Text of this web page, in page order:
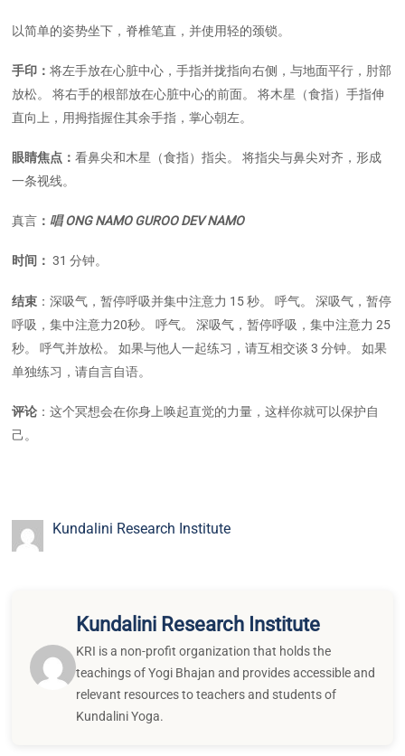
以简单的姿势坐下，脊椎笔直，并使用轻的颈锁。
手印：将左手放在心脏中心，手指并拢指向右侧，与地面平行，肘部
放松。 将右手的根部放在心脏中心的前面。 将木星（食指）手指伸
直向上，用拇指握住其余手指，掌心朝左。
眼睛焦点：看鼻尖和木星（食指）指尖。 将指尖与鼻尖对齐，形成
一条视线。
真言 ： 唱 ONG NAMO GUROO DEV NAMO
时间： 31 分钟。
结束 ：深吸气，暂停呼吸并集中注意力 15 秒。 呼气。 深吸气，暂停
呼吸，集中注意力20秒。 呼气。 深吸气，暂停呼吸，集中注意力 25
秒。 呼气并放松。 如果与他人一起练习，请互相交谈 3 分钟。 如果
单独练习，请自言自语。
评论 ：这个冥想会在你身上唤起直觉的力量，这样你就可以保护自
己。
Kundalini Research Institute
Kundalini Research Institute
KRI is a non-profit organization that holds the
teachings of Yogi Bhajan and provides accessible and
relevant resources to teachers and students of
Kundalini Yoga.